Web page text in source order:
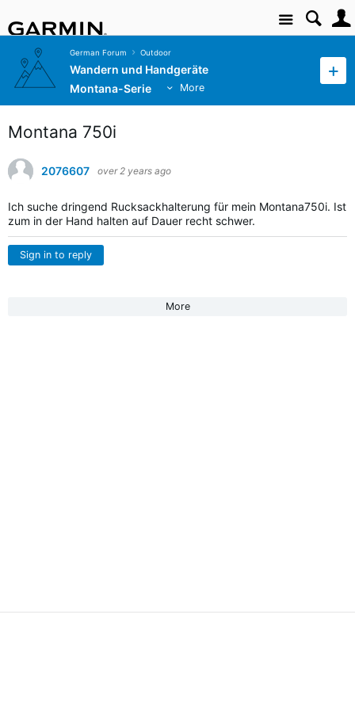
Site
German Forum Outdoor
Wandern und Handgeräte
Montana-Serie
More
Montana 750i
2076607 over 2 years ago
Ich suche dringend Rucksackhalterung für mein Montana750i. Ist
zum in der Hand halten auf Dauer recht schwer.
Sign in to reply
More